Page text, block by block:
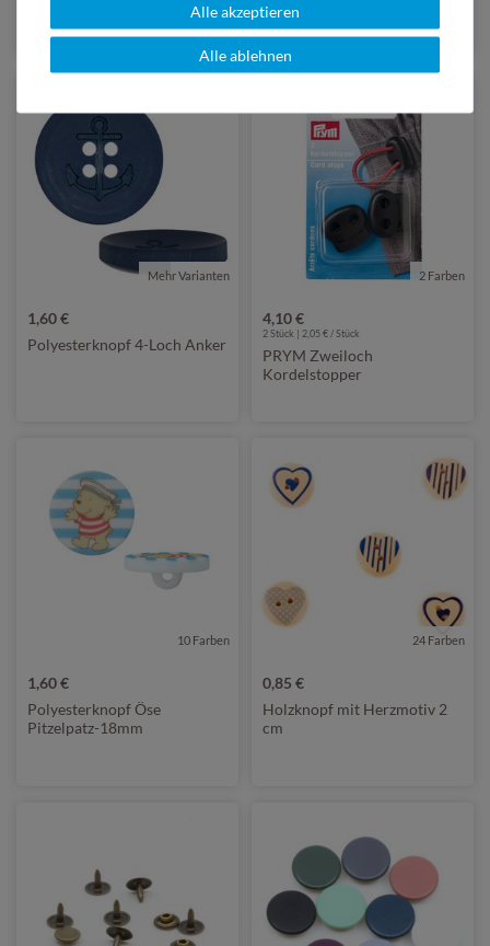
(2)
von Prym
Mehr Varianten
1,60 €
Polyesterknopf 4-Loch Anker
2 Farben
4,10 €
2 Stück | 2,05 € / Stück
PRYM Zweiloch
Kordelstopper
10 Farben
1,60 €
Polyesterknopf Öse
Pitzelpatz-18mm
24 Farben
0,85 €
Holzknopf mit Herzmotiv 2
cm
Alle akzeptieren
Alle ablehnen